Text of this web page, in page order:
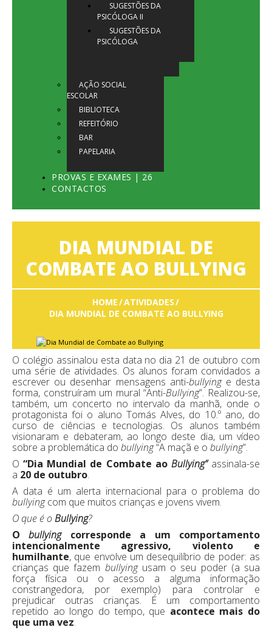
SUGESTÕES DA
PSICÓLOGA II
SUGESTÕES DA
PSICÓLOGA
AÇÃO SOCIAL
ESCOLAR
BIBLIOTECA
REFEITÓRIO
BAR
PAPELARIA
PROVAS E EXAMES | 26
CONTACTOS
DIA MUNDIAL DE
COMBATE AO BULLYING
HOME ATIVIDADES
DIA MUNDIAL DE COMBATE AO BULLYING
O colégio assinalou esta data no dia 21 de outubro com
uma série de atividades. Os alunos foram convidados a
escrever ou desenhar mensagens anti-bullying e desta
forma, construíram um mural “Anti-Bullying”. Realizou-se,
também, um concerto no intervalo da manhã, onde o
protagonista foi o aluno Tomás Alves, do 10.º ano, do
curso de ciências e tecnologias. Os alunos também
visionaram e debateram, ao longo deste dia, um vídeo
sobre a problemática do bullying“A maçã e o bullying”.
O“Dia Mundial de Combate ao Bullying”assinala-se
a 20 de outubro.
A data é um alerta internacional para o problema do
bullyingcom que muitos crianças e jovens vivem.
O que é oBullying?
Obullyingcorresponde a um comportamento
intencionalmente agressivo, violento e
humilhante, que envolve um desequilíbrio de poder: as
crianças que fazem bullyingusam o seu poder (a sua
força física ou o acesso a alguma informação
constrangedora, por exemplo) para controlar e
prejudicar outras crianças. É um comportamento
repetido ao longo do tempo, que acontece mais do
que uma vez.